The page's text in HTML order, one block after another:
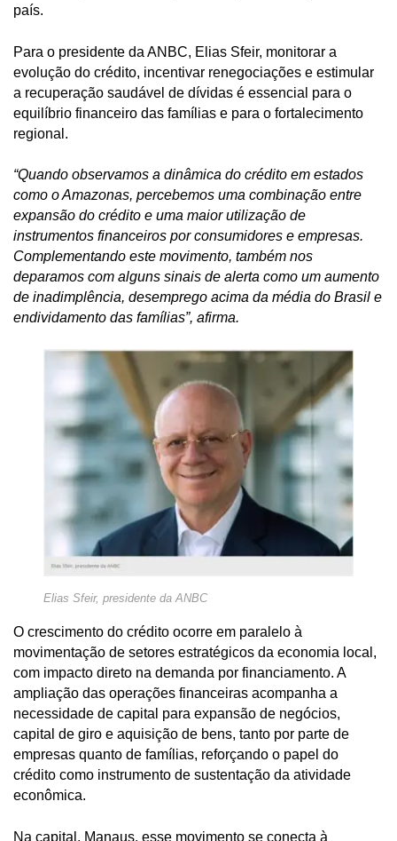
país.
Para o presidente da ANBC, Elias Sfeir, monitorar a
evolução do crédito, incentivar renegociações e estimular
a recuperação saudável de dívidas é essencial para o
equilíbrio financeiro das famílias e para o fortalecimento
regional.
“Quando observamos a dinâmica do crédito em estados
como o Amazonas, percebemos uma combinação entre
expansão do crédito e uma maior utilização de
instrumentos financeiros por consumidores e empresas.
Complementando este movimento, também nos
deparamos com alguns sinais de alerta como um aumento
de inadimplência, desemprego acima da média do Brasil e
endividamento das famílias”, afirma.
Elias Sfeir, presidente da ANBC
O crescimento do crédito ocorre em paralelo à
movimentação de setores estratégicos da economia local,
com impacto direto na demanda por financiamento. A
ampliação das operações financeiras acompanha a
necessidade de capital para expansão de negócios,
capital de giro e aquisição de bens, tanto por parte de
empresas quanto de famílias, reforçando o papel do
crédito como instrumento de sustentação da atividade
econômica.
Na capital, Manaus, esse movimento se conecta à